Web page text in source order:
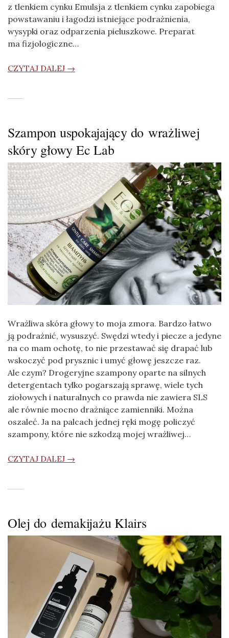
z tlenkiem cynku Emulsja z tlenkiem cynku zapobiega
powstawaniu i łagodzi istniejące podrażnienia,
wysypki oraz odparzenia pieluszkowe. Preparat
ma fizjologiczne…
CZYTAJ DALEJ →
Szampon uspokajający do wrażliwej
skóry głowy Ec Lab
Wrażliwa skóra głowy to moja zmora. Bardzo łatwo
ją podrażnić, wysuszyć. Swędzi wtedy i piecze a jedyne
na co mam ochotę, to nie przestawać się drapać lub
wskoczyć pod prysznic i umyć głowę jeszcze raz.
Ale czym? Drogeryjne szampony oparte na silnych
detergentach tylko pogarszają sprawę, wiele tych
ziołowych i naturalnych co prawda nie zawiera SLS
ale równie mocno drażniące zamienniki. Można
oszaleć. Ja na palcach jednej ręki mogę policzyć
szampony, które nie szkodzą mojej wrażliwej…
CZYTAJ DALEJ →
Olej do demakijażu Klairs